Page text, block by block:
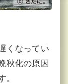
くなってい
秋化の原因
。